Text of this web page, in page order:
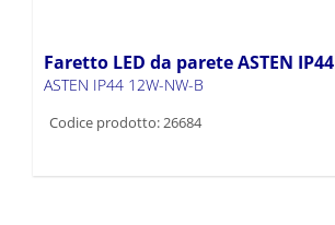
Faretto LED da parete ASTEN IP44
ASTEN IP44 12W-NW-B
Codice prodotto: 26684